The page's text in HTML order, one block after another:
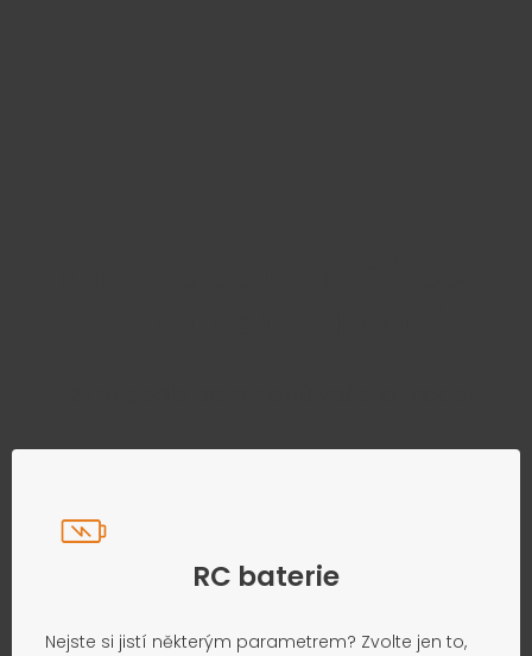
RC baterie
Nejste si jistí některým parametrem? Zvolte jen to,